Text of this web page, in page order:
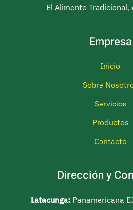
El Alimento
Empresa
Inicio
Sobre
Servicios
Productos
Contacto
Dirección y
Latacunga: Panamericana